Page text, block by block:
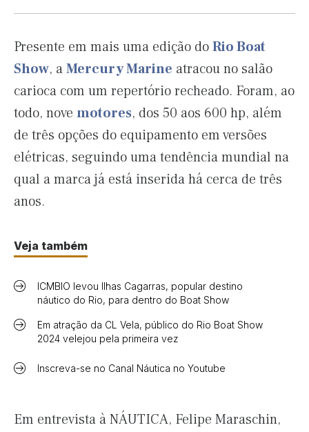
Presente em mais uma edição doRio Boat
Show, aMercury Marine atracou no salão
carioca com um repertório recheado. Foram, ao
todo, nove motores, dos 50 aos 600 hp, além
de três opções do equipamento em versões
elétricas, seguindo uma tendência mundial na
qual a marca já está inserida há cerca de três
anos.
Veja também
ICMBIO levou Ilhas Cagarras, popular destino
náutico do Rio, para dentro do Boat Show
Em atração da CL Vela, público do Rio Boat Show
2024 velejou pela primeira vez
Inscreva-se no Canal Náutica no Youtube
Em entrevista à NÁUTICA, Felipe Maraschin,